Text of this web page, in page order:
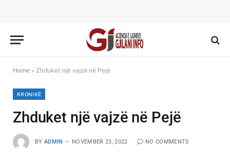
Home » Zhduket një vajzë në Pejë
KRONIKË
Zhduket një vajzë në Pejë
BY ADMIN NOVEMBER 23, 2022 NO COMMENTS